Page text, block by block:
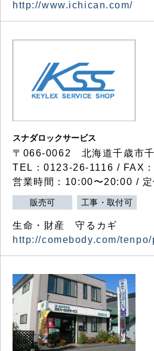
http://www.ichican.com/
スナダロックサービス
〒066-0062 北海道千歳市
TEL：0123-26-1116 / FAX
営業時間：10:00〜20:00 / 定
販売可 工事・取付可
生命・財産 守るカギ
http://comebody.com/tenpo/